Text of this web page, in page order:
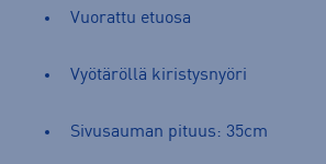
Vuorattu etuosa
Vyötäröllä kiristysnyöri
Sivusauman pituus: 35cm